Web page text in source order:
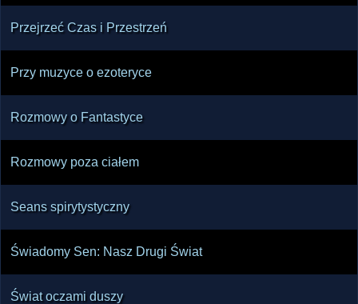
Przejrzeć Czas i Przestrzeń
Przy muzyce o ezoteryce
Rozmowy o Fantastyce
Rozmowy poza ciałem
Seans spirytystyczny
Świadomy Sen: Nasz Drugi Świat
Świat oczami duszy